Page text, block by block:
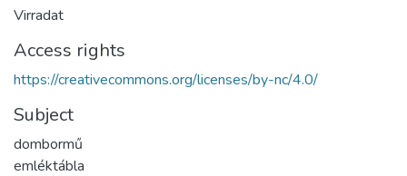
Virradat
Access rights
https://creativecommons.org/licenses/by-nc/4.0/
Subject
dombormű
emléktábla